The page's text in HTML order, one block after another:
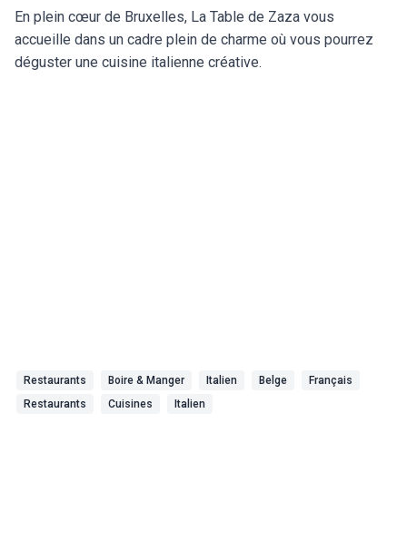
En plein cœur de Bruxelles, La Table de Zaza vous
accueille dans un cadre plein de charme où vous pourrez
déguster une cuisine italienne créative.
Restaurants Boire & Manger Italien Belge
Français
Restaurants
Cuisines Italien